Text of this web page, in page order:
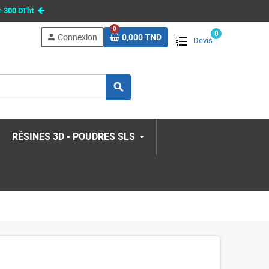
300 DTht
person Connexion
0
0,000 TND Devis
0
search
RÉSINES 3D - POUDRES SLS